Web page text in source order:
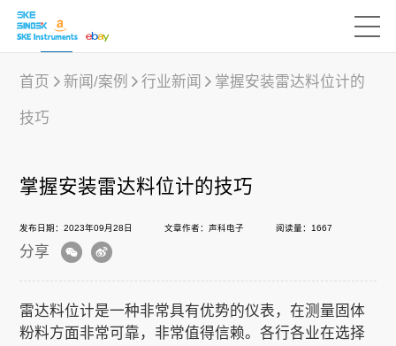
行业应用
下载中心
新闻/案例
首页 新闻/案例 行业新闻 掌握安装雷达料位计的
技巧
掌握安装雷达料位计的技巧
发布日期：2023年09月28日 文章作者：声科电子 阅读量：1667
分享
雷达料位计是一种非常具有优势的仪表，在测量固体
粉料方面非常可靠，非常值得信赖。各行各业在选择